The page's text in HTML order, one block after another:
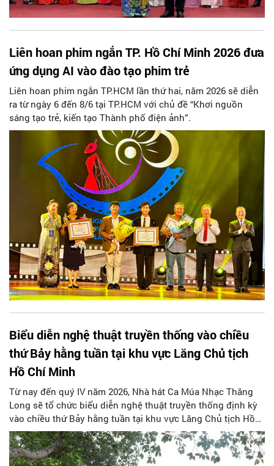
Liên hoan phim ngắn TP. Hồ Chí Minh 2026 đưa
ứng dụng AI vào đào tạo phim trẻ
Liên hoan phim ngắn TP.HCM lần thứ hai, năm 2026 sẽ diễn
ra từ ngày 6 đến 8/6 tại TP.HCM với chủ đề “Khơi nguồn
sáng tạo trẻ, kiến tạo Thành phố điện ảnh”.
Biểu diễn nghệ thuật truyền thống vào chiều
thứ Bảy hằng tuần tại khu vực Lăng Chủ tịch
Hồ Chí Minh
Từ nay đến quý IV năm 2026, Nhà hát Ca Múa Nhạc Thăng
Long sẽ tổ chức biểu diễn nghệ thuật truyền thống định kỳ
vào chiều thứ Bảy hằng tuần tại khu vực Lăng Chủ tịch Hồ
Chí Minh. Mỗi chương trình có thời lượng khoảng 75 phút
với nội dung “Nhạc cụ dân tộc truyền thống và các ca khúc
dân ca Việt Nam”.